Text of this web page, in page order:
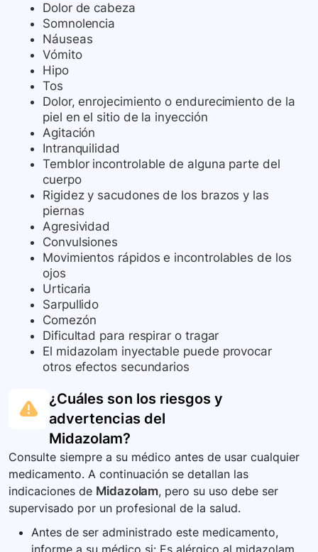
Dolor de cabeza
Somnolencia
Náuseas
Vómito
Hipo
Tos
Dolor, enrojecimiento o endurecimiento de la
piel en el sitio de la inyección
Agitación
Intranquilidad
Temblor incontrolable de alguna parte del
cuerpo
Rigidez y sacudones de los brazos y las
piernas
Agresividad
Convulsiones
Movimientos rápidos e incontrolables de los
ojos
Urticaria
Sarpullido
Comezón
Dificultad para respirar o tragar
El midazolam inyectable puede provocar
otros efectos secundarios
¿Cuáles son los riesgos y
advertencias del
Midazolam?
Consulte siempre a su médico antes de usar cualquier
medicamento. A continuación se detallan las
indicaciones de Midazolam, pero su uso debe ser
supervisado por un profesional de la salud.
Antes de ser administrado este medicamento,